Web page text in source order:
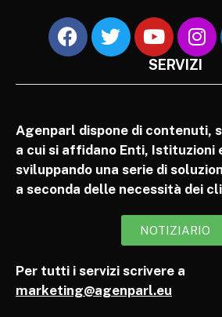
SERVIZI
Agenparl dispone di contenuti,
a cui si affidano Enti, Istituzioni
sviluppando una serie di
a seconda delle necessità dei
NOTIZIARIO
Per tutti i servizi scrivere a
marketing@agenparl.eu